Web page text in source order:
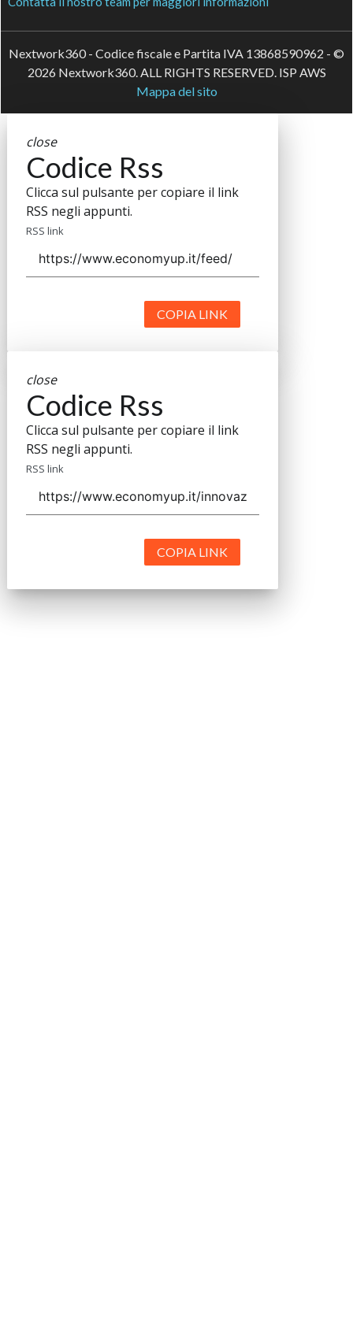
Nextwork360 - Codice fiscale e Partita IVA 13868590962 - ©
2026 Nextwork360. ALL RIGHTS RESERVED. ISP AWS
Mappa del sito
close
Codice Rss
Clicca sul pulsante per copiare il link
RSS negli appunti.
RSS link
COPIA LINK
close
Codice Rss
Clicca sul pulsante per copiare il link
RSS negli appunti.
RSS link
COPIA LINK